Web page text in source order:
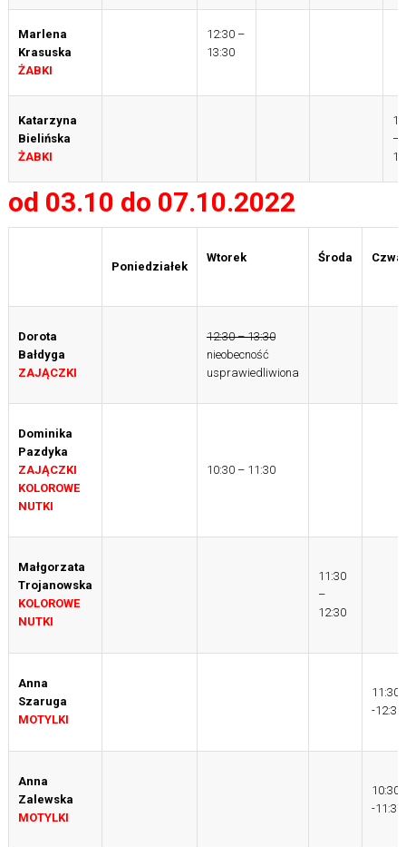
Marlena
Krasuska
ŻABKI
12:30 –
13:30
Katarzyna
Bielińska
ŻABKI
–
od 03.10 do 07.10.2022
Poniedziałek
Wtorek Środa
Dorota
Bałdyga
ZAJĄCZKI
12:30 – 13:30
nieobecność
usprawiedliwiona
Dominika
Pazdyka
ZAJĄCZKI
KOLOROWE
NUTKI
10:30 – 11:30
Małgorzata
Trojanowska
KOLOROWE
NUTKI
11:30
–
12:30
Anna
Szaruga
MOTYLKI
11:30
-12:30
Anna
Zalewska
MOTYLKI
10:30
-11:30